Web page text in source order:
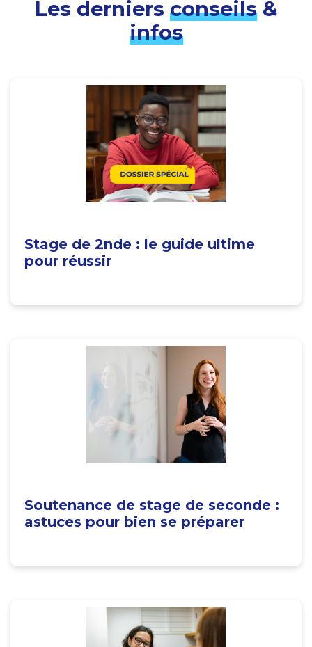
Les derniers conseils&
infos
Stage de 2nde : le guide ultime
pour réussir
Soutenance de stage de seconde :
astuces pour bien se préparer